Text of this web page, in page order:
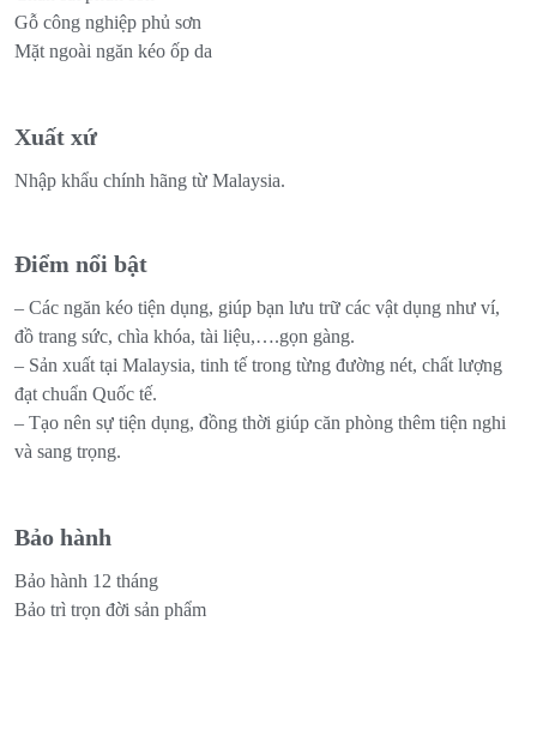
Gỗ công nghiệp phủ sơn
Mặt ngoài ngăn kéo ốp da
Xuất xứ
Nhập khẩu chính hãng từ Malaysia.
Điểm nổi bật
– Các ngăn kéo tiện dụng, giúp bạn lưu trữ các vật dụng như ví,
đồ trang sức, chìa khóa, tài liệu,….gọn gàng.
– Sản xuất tại Malaysia, tinh tế trong từng đường nét, chất lượng
đạt chuẩn Quốc tế.
– Tạo nên sự tiện dụng, đồng thời giúp căn phòng thêm tiện nghi
và sang trọng.
Bảo hành
Bảo hành 12 tháng
Bảo trì trọn đời sản phẩm